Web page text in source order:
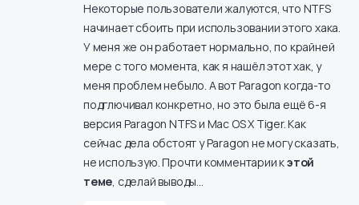
Некоторые пользователи жалуются, что NTFS
начинает сбоить при использовании этого хака.
У меня же он работает нормально, по крайней
мере с того момента, как я нашёл этот хак, у
меня проблем небыло. А вот Paragon когда-то
подглючивал конкретно, но это была ещё 6-я
версия Paragon NTFS и Mac OS X Tiger. Как
сейчас дела обстоят у Paragon не могу сказать,
не использую. Прочти комментарии кэтой
теме, сделай выводы…